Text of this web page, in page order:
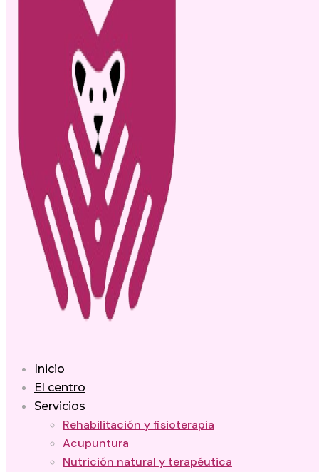
Inicio
El centro
Servicios
Rehabilitación y fisioterapia
Acupuntura
Nutrición natural y terapéutica